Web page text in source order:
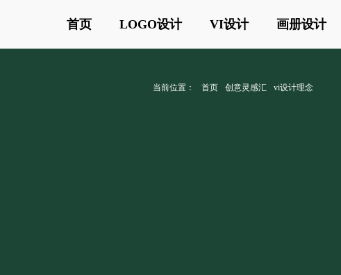
首页 LOGO设计 VI设计 画册设计
当前位置： 首页 创意灵感汇
vi设计理念